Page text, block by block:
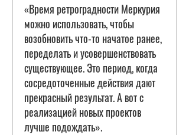
«Время ретроградности Меркурия
можно использовать, чтобы
возобновить что-то начатое ранее,
переделать и усовершенствовать
существующее. Это период, когда
сосредоточенные действия дают
прекрасный результат. А вот с
реализацией новых проектов
лучше подождать».